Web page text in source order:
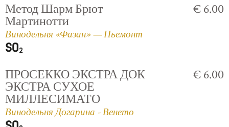
Метод Шарм Брют
Мартинотти
Винодельня «Фазан» — Пьемонт
€ 6.00
ПРОСЕККО ЭКСТРА ДОК
ЭКСТРА СУХОЕ
МИЛЛЕСИМАТО
Винодельня Догарина - Венето
€ 6.00